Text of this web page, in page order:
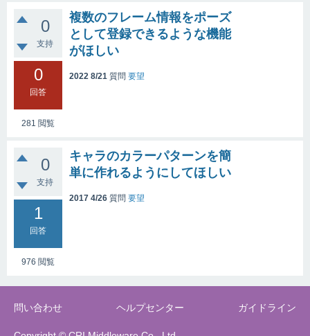
0
支持
0
回答
281 閲覧
複数のフレーム情報をポーズ
として登録できるような機能
がほしい
2022 8/21 質問 要望
0
支持
1
回答
976 閲覧
キャラのカラーパターンを簡
単に作れるようにしてほしい
2017 4/26 質問 要望
問い合わせ ヘルプセンター ガイドライン